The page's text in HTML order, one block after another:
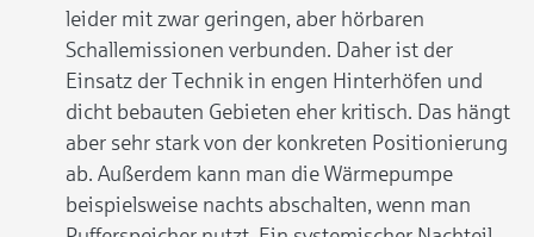
leider mit zwar geringen, aber hörbaren
Schallemissionen verbunden. Daher ist der
Einsatz der Technik in engen Hinterhöfen und
dicht bebauten Gebieten eher kritisch. Das hängt
aber sehr stark von der konkreten Positionierung
ab. Außerdem kann man die Wärmepumpe
beispielsweise nachts abschalten, wenn man